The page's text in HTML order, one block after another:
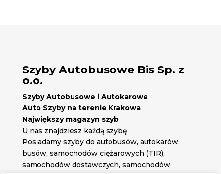
Szyby Autobusowe Bis Sp. z
o.o.
Szyby Autobusowe i Autokarowe
Auto Szyby na terenie Krakowa
Największy magazyn szyb
U nas znajdziesz każdą szybę
Posiadamy szyby do autobusów, autokarów,
busów, samochodów ciężarowych (TIR),
samochodów dostawczych, samochodów